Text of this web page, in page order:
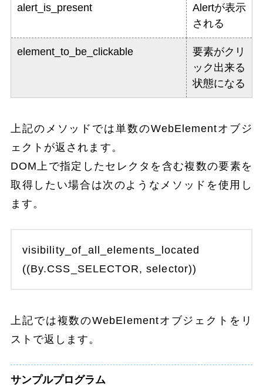
alert_is_present
Alertが表示
される
element_to_be_clickable
要素がクリ
ック出来る
状態になる
上記のメソッドでは単数のWebElementオブジ
ェクトが返されます。
DOM上で指定したセレクタを含む複数の要素を
取得したい場合は次のようなメソッドを使用し
ます。
visibility_of_all_elements_located
((By.CSS_SELECTOR, selector))
上記では複数のWebElementオブジェクトをリ
ストで返します。
サンプルプログラム